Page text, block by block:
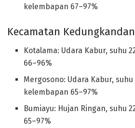
kelembapan 67–97%
Kecamatan
Kotalama: Udara Kabur, suhu
66–96%
Mergosono: Udara Kabur, suhu
kelembapan 65–97%
Bumiayu: Hujan Ringan, suhu
65–97%